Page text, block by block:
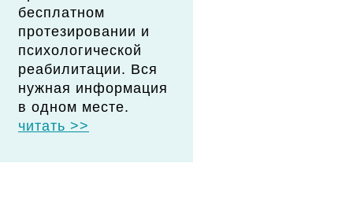
бесплатном
протезировании и
психологической
реабилитации. Вся
нужная информация
в одном месте.
читать >>